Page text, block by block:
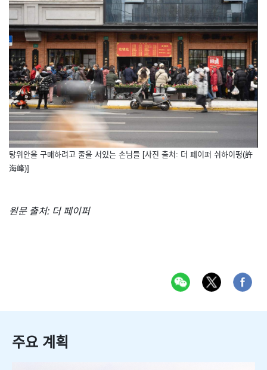
탕위안을 구매하려고 줄을 서있는 손님들 [사진 출처: 더 페이퍼 쉬하이펑(許
海峰)]
원문 출처: 더 페이퍼
주요 계획